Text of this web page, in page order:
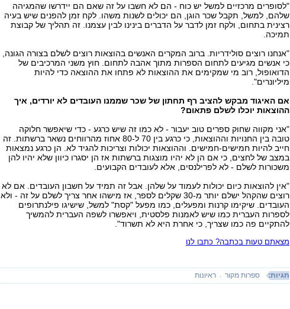
"לסופרים מרכזיים למשל יש כוח - הם לא חשבו על זה שאם הם יידרשו שהמגיהה
שלהם, למשל, תקבל שכר הוגן, הם יכולים לשנות משהו. לקח זמן להפנים שיש בעיה
רצינית בתחום, ולקח זמן לדבר על הדברים בינינו לבין עצמנו. זה תהליך של קבוצת
תמיכה.
"אנחנו רוצים סולידריות. ברוב המקרים האנשים בהוצאות רוצים לשלם בצורה הגונה,
כי אנשים מגיעים לתחום הספרות מתוך אהבה לתחום. חוץ משני המרכיבים של
הדואופול, רוב מי שמקימים את ההוצאות לא פתחו את ההוצאה כדי להיות
מיליונרים".
אם האיגוד מבקש להציב רף תחתון של שכר שממנו העובדים לא יורדים, איך
ההוצאות יוכלו לשלם פתאום?
"אני מקווה שחוק ספרים טוב יעבור - לא כמו זה שיש כרגע - כדי שיאפשר חלוקה
טובה בין החנויות וההוצאות, כי כרגע בין 70 ל-80 אחוז מהרווחים נשאר ברשתות. זה
חייב להיות חמישים-חמישים. וההוצאות יכולות וצריכות להגיד לא. הן כרגע נמצאות
במצב של לחצים, כי אם הן לא יהיו מוצגות ברשתות אז הן יסגרו כיוון שלא יהיו להן
משכורות לשלם - לא לפרילנסים, אלא לעובדים הקבועים.
"אין להוצאות כיום יכולות לעמוד על שלהן. אבל זה תמיד על חשבון העובדים. אם לא
רוצים שהקהל ישלם יותר מ-30 שקלים לספר, אז מישהו אחר צריך לשלם על זה - ולא
העובדים. שיקימו קרנות ומפעלים, כמו מפעל "קסת" למשל, שישיגו פילנתרופים
לספרות העברית כמו שיש לאמנות פלסטית, ויאפשרו לשפה העברית להמשיך
להתקיים פה כמו שצריך, כי אחרת היא לא תשרוד".
מצאתם טעות בכתבה? כתבו לנו
תגיות: ספרות מקור ראיונות